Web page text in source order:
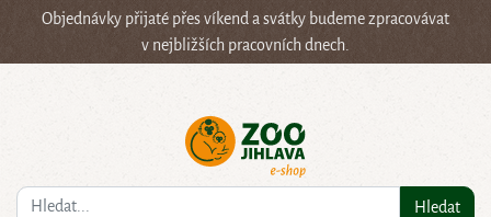
Objednávky přijaté přes víkend a svátky budeme zpracovávat
v nejbližších pracovních dnech.
Co hledáte? Hledat